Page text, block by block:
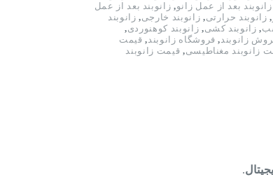
زانوبند بعد از عمل زانو, زانوبند بعد از عمل
, زانوبند حرارتی, زانوبند خارجی, زانوبند
, زانوبند کشی, زانوبند کوهنوردی,
زانوبند , فروشگاه زانوبند , قیمت
زانوبند مغناطیسی, قیمت زانوبند
.